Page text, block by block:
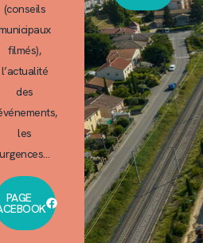
(conseils
filmés),
l’actualité
des
les
urgences…
PAGE